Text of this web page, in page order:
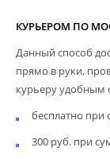
КУРЬЕРОМ ПО
Данный способ
прямо в руки,
курьеру удобным
бесплатно при
300 руб. при